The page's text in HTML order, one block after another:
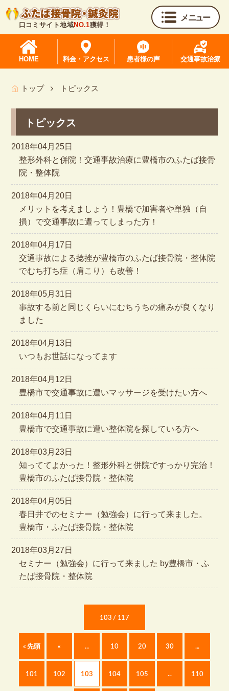
口コミサイト地域NO.1獲得！
メニュー
HOME 料金・アクセス 患者様の声 交通事故治療
トップ トピックス
トピックス
2018年04月25日
整形外科と併院！交通事故治療に豊橋市のふたば接骨
院・整体院
2018年04月20日
メリットを考えましょう！豊橋で加害者や単独（自
損）で交通事故に遭ってしまった方！
2018年04月17日
交通事故による捻挫が豊橋市のふたば接骨院・整体院
でむち打ち症（肩こり）も改善！
2018年05月31日
事故する前と同じくらいにむちうちの痛みが良くなり
ました
2018年04月13日
いつもお世話になってます
2018年04月12日
豊橋市で交通事故に遭いマッサージを受けたい方へ
2018年04月11日
豊橋市で交通事故に遭い整体院を探している方へ
2018年03月23日
知っててよかった！整形外科と併院ですっかり完治！
豊橋市のふたば接骨院・整体院
2018年04月05日
春日井でのセミナー（勉強会）に行って来ました。
豊橋市・ふたば接骨院・整体院
2018年03月27日
セミナー（勉強会）に行って来ました by豊橋市・ふ
たば接骨院・整体院
103 / 117
« 先頭 « ... 10 20 30 ...
101 102 103 104 105 ... 110